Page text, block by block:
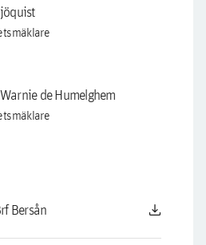
de Humelghem
Bersån download